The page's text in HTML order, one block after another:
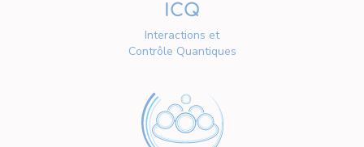
ICQ
Interactions et
Contrôle Quantiques